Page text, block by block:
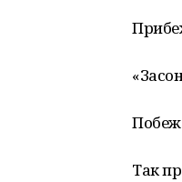
Так